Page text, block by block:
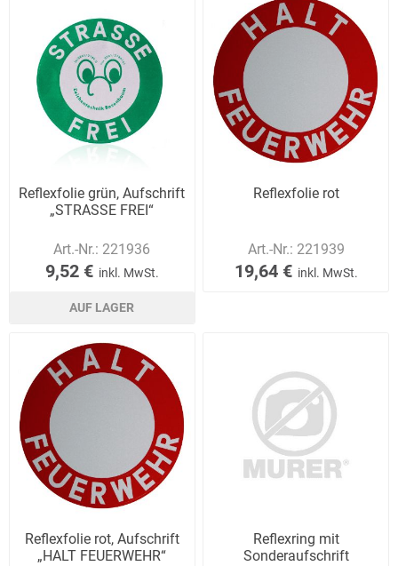
Reflexfolie grün, Aufschrift
„STRASSE FREI“
Art.-Nr.: 221936
9,52 € inkl. MwSt.
AUF LAGER
Reflexfolie rot
Art.-Nr.: 221939
19,64 € inkl. MwSt.
Reflexfolie rot, Aufschrift
„HALT FEUERWEHR“
Reflexring mit
Sonderaufschrift